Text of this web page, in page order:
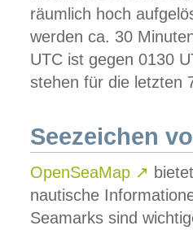
räumlich hoch
werden ca. 30
UTC ist gegen 0130
stehen für die letzten
Seezeichen
OpenSeaMap ↗
nautische
Seamarks sind